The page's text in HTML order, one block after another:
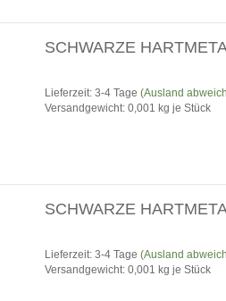
SCHWARZE
Lieferzeit: 3-4 Tage (Ausland
Versandgewicht: 0,001 kg je Stück
SCHWARZE
Lieferzeit: 3-4 Tage (Ausland
Versandgewicht: 0,001 kg je Stück